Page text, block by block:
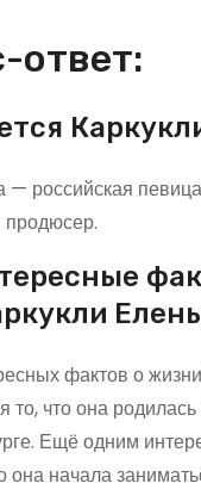
ответ:
— российская
фактов о
то, что она
Ещё одним
она начала